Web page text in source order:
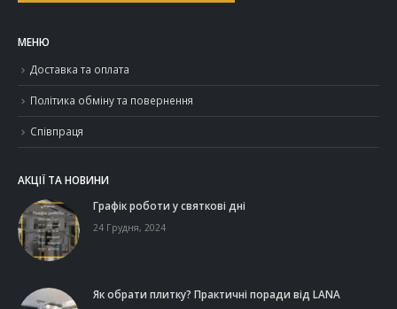
МЕНЮ
Доставка та оплата
Політика обміну та повернення
Співпраця
АКЦІЇ ТА НОВИНИ
Графік роботи у святкові дні
24 Грудня, 2024
Як обрати плитку? Практичні поради від LANA